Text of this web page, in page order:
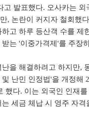
발표했다. 오사카는 외
, 논란이 커지자 철회했
고 하루 등산객 수를 제
는 '이중가격제'를 주장
을 해결하려고 하지만,
난민 인정법'을 개정해
했다. 이는 외국인 인재
세금 체납 시 영주 자격